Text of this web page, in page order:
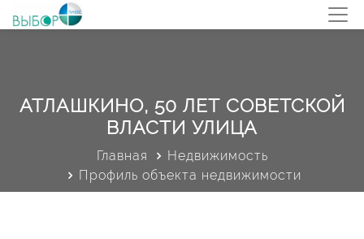
АТЛАШКИНО, 50 ЛЕТ СОВЕТСКОЙ
ВЛАСТИ УЛИЦА
Главная
Недвижимость
Профиль объекта недвижимости